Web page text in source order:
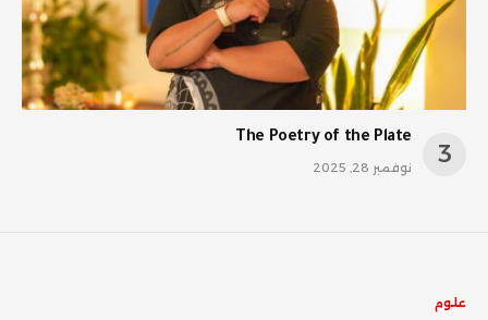
The Poetry of the Plate
نوفمبر 28, 2025
علوم